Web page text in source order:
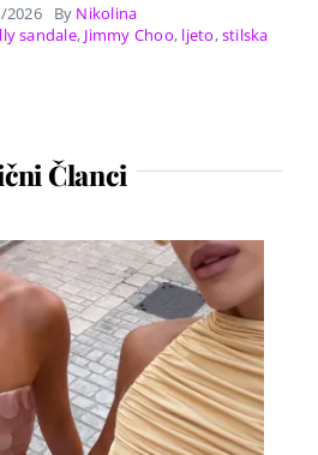
2026 By Nikolina
sandale, Jimmy Choo, ljeto,stilska
Članci